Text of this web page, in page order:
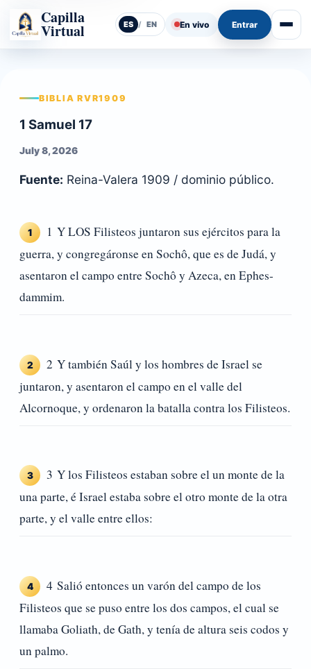
Capilla
Virtual ES / EN En vivo Entrar Abrir
BIBLIA RVR1909
1 Samuel 17
July 8, 2026
Fuente: Reina-Valera 1909 / dominio público.
1
1 Y LOS Filisteos juntaron sus ejércitos para la
guerra, y congregáronse en Sochô, que es de Judá, y
asentaron el campo entre Sochô y Azeca, en Ephes-
dammim.
2
2 Y también Saúl y los hombres de Israel se
juntaron, y asentaron el campo en el valle del
Alcornoque, y ordenaron la batalla contra los Filisteos.
3
3 Y los Filisteos estaban sobre el un monte de la
una parte, é Israel estaba sobre el otro monte de la otra
parte, y el valle entre ellos:
4
4 Salió entonces un varón del campo de los
Filisteos que se puso entre los dos campos, el cual se
llamaba Goliath, de Gath, y tenía de altura seis codos y
un palmo.